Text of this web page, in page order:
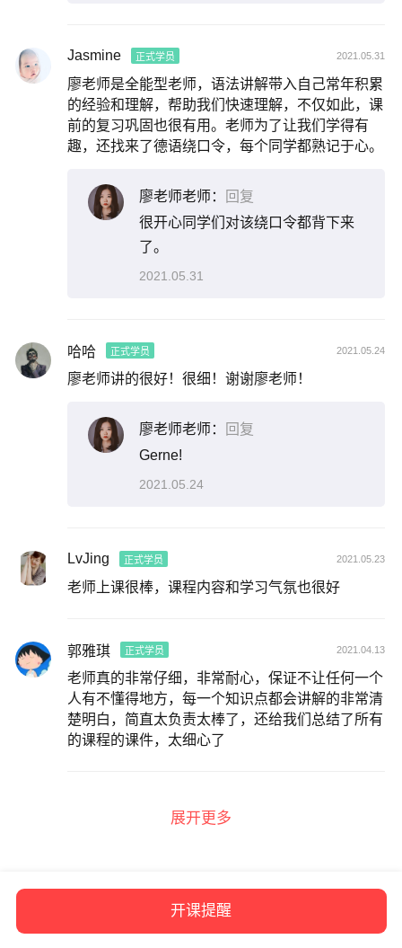
Jasmine 正式学员 2021.05.31
廖老师是全能型老师，语法讲解带入自己常年积累
的经验和理解，帮助我们快速理解，不仅如此，课
前的复习巩固也很有用。老师为了让我们学得有
趣，还找来了德语绕口令，每个同学都熟记于心。
廖老师老师：
回复
很开心同学们对该绕口令都背下来
了。
2021.05.31
哈哈 正式学员 2021.05.24
廖老师讲的很好！很细！谢谢廖老师！
廖老师老师：
回复
Gerne!
2021.05.24
LvJing 正式学员 2021.05.23
老师上课很棒，课程内容和学习气氛也很好
郭雅琪 正式学员 2021.04.13
老师真的非常仔细，非常耐心，保证不让任何一个
人有不懂得地方，每一个知识点都会讲解的非常清
楚明白，简直太负责太棒了，还给我们总结了所有
的课程的课件，太细心了
展开更多
开课提醒